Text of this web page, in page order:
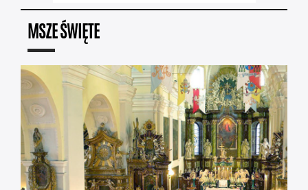
MSZE ŚWIĘTE